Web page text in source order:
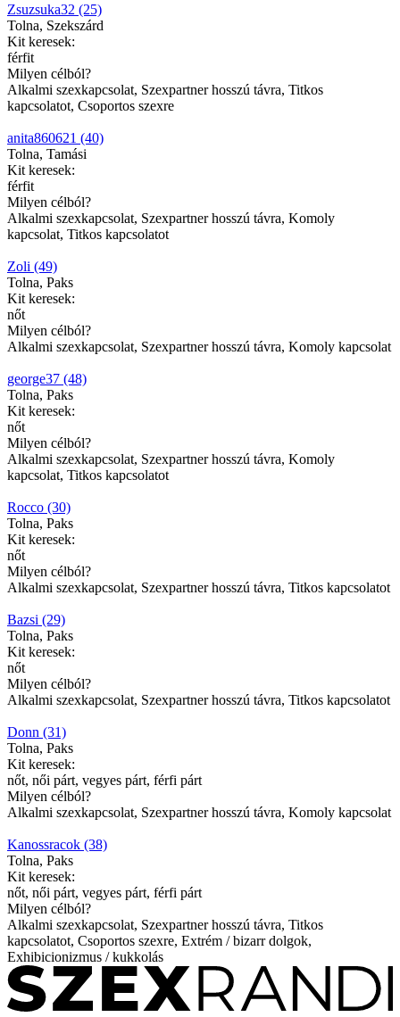
Zsuzsuka32 (25)
Tolna, Szekszárd
Kit keresek:
férfit
Milyen célból?
Alkalmi szexkapcsolat, Szexpartner hosszú távra, Titkos
kapcsolatot, Csoportos szexre
anita860621 (40)
Tolna, Tamási
Kit keresek:
férfit
Milyen célból?
Alkalmi szexkapcsolat, Szexpartner hosszú távra, Komoly
kapcsolat, Titkos kapcsolatot
Zoli (49)
Tolna, Paks
Kit keresek:
nőt
Milyen célból?
Alkalmi szexkapcsolat, Szexpartner hosszú távra, Komoly kapcsolat
george37 (48)
Tolna, Paks
Kit keresek:
nőt
Milyen célból?
Alkalmi szexkapcsolat, Szexpartner hosszú távra, Komoly
kapcsolat, Titkos kapcsolatot
Rocco (30)
Tolna, Paks
Kit keresek:
nőt
Milyen célból?
Alkalmi szexkapcsolat, Szexpartner hosszú távra, Titkos kapcsolatot
Bazsi (29)
Tolna, Paks
Kit keresek:
nőt
Milyen célból?
Alkalmi szexkapcsolat, Szexpartner hosszú távra, Titkos kapcsolatot
Donn (31)
Tolna, Paks
Kit keresek:
nőt, női párt, vegyes párt, férfi párt
Milyen célból?
Alkalmi szexkapcsolat, Szexpartner hosszú távra, Komoly kapcsolat
Kanossracok (38)
Tolna, Paks
Kit keresek:
nőt, női párt, vegyes párt, férfi párt
Milyen célból?
Alkalmi szexkapcsolat, Szexpartner hosszú távra, Titkos
kapcsolatot, Csoportos szexre, Extrém / bizarr dolgok,
Exhibicionizmus / kukkolás